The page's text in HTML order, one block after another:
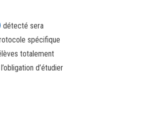
détecté sera
spécifique
totalement
d’étudier